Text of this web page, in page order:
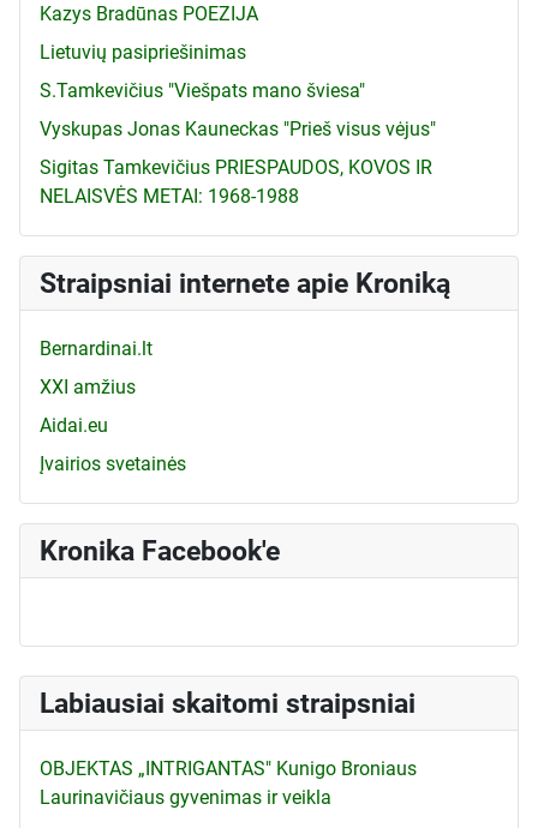
Kazys Bradūnas POEZIJA
Lietuvių pasipriešinimas
S.Tamkevičius "Viešpats mano šviesa"
Vyskupas Jonas Kauneckas "Prieš visus vėjus"
Sigitas Tamkevičius PRIESPAUDOS, KOVOS IR
NELAISVĖS METAI: 1968-1988
Straipsniai internete apie Kroniką
Bernardinai.lt
XXI amžius
Aidai.eu
Įvairios svetainės
Kronika Facebook'e
Labiausiai skaitomi straipsniai
OBJEKTAS „INTRIGANTAS" Kunigo Broniaus
Laurinavičiaus gyvenimas ir veikla